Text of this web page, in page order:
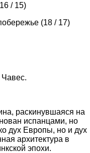
/ 15)
(18 / 17)
раскинувшаяся на
испанцами, но
дух Европы, но и дух
архитектура в
эпохи.